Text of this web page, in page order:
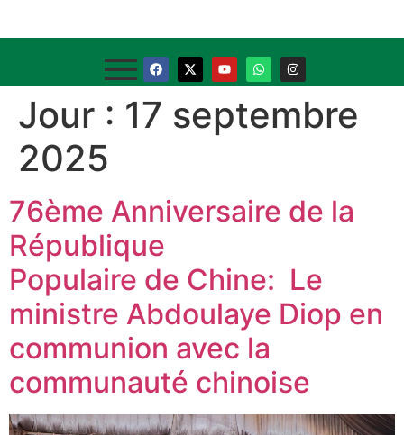
Jour : 17 septembre
2025
76ème Anniversaire de la
République
Populaire de Chine: Le
ministre Abdoulaye Diop en
communion avec la
communauté chinoise